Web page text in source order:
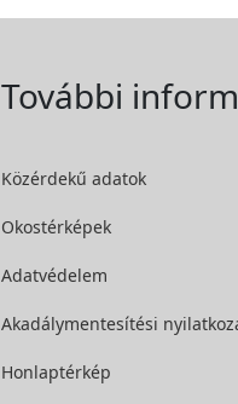
További
Közérdekű adatok
Okostérképek
Adatvédelem
Akadálymentesítési
Honlaptérkép